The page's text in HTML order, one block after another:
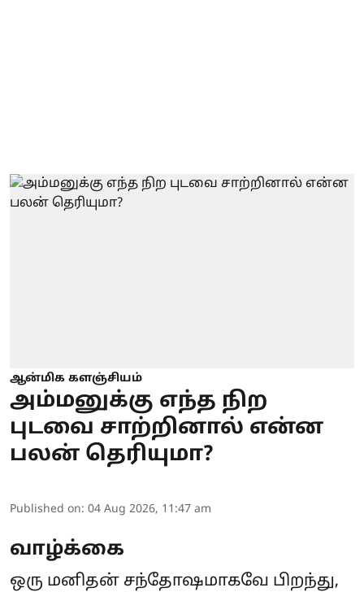
ஆன்மிக களஞ்சியம்
அம்மனுக்கு எந்த நிற
புடவை சாற்றினால் என்ன
பலன் தெரியுமா?
Published on: 04 Aug 2026, 11:47 am
வாழ்க்கை
ஒரு மனிதன் சந்தோஷமாகவே பிறந்து,